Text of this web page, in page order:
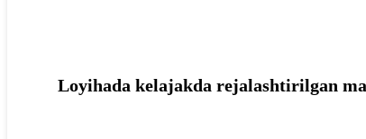
Loyihada kelajakda rejalashtirilgan